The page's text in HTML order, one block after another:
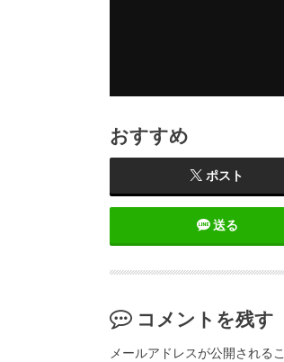
おすすめ
ポスト
送る
コメントを残す
メールアドレスが公開される